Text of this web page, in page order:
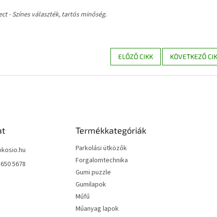
- Színes választék, tartós minőség.
ELŐZŐ CIKK KÖVETKEZŐ
5678
Termékkategóriák
Parkolási ütközők
Forgalomtechnika
Gumi puzzle
Gumilapok
Műfű
Műanyag lapok